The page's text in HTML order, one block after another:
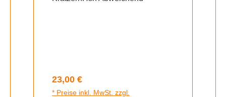
Regulärer Preis:
23,00 €
* Preise inkl. MwSt. zzgl.